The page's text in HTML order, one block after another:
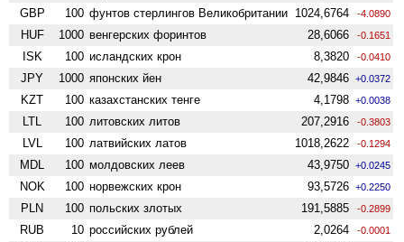
GBP 100 фунтов стерлингов Велико­британии 1024,6764 -4.0890
HUF 1000 венгерских форинтов 28,6066 -0.1651
ISK 100 исландских крон 8,3820 -0.0410
JPY 1000 японских йен 42,9846 +0.0372
KZT 100 казахстанских тенге 4,1798 +0.0038
LTL 100 литовских литов 207,2916 -0.3803
LVL 100 латвийских латов 1018,2622 -0.1294
MDL 100 молдовских леев 43,9750 +0.0245
NOK 100 норвежских крон 93,5726 +0.2250
PLN 100 польских злотых 191,5885 -0.2899
RUB 10 российских рублей 2,0264 -0.0001